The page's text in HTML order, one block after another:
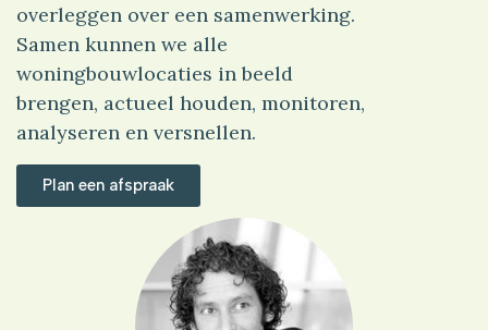
overleggen over een samenwerking.
Samen kunnen we alle
woningbouwlocaties in beeld
brengen, actueel houden, monitoren,
analyseren en versnellen.
Plan een afspraak